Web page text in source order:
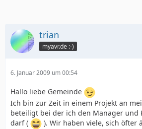
trian
myavr.de :-)
6. Januar 2009 um 00:54
Hallo liebe Gemeinde
Ich bin zur Zeit in einem Projekt an
beteiligt bei der ich den Manager
darf (
). Wir haben viele, sich öfter